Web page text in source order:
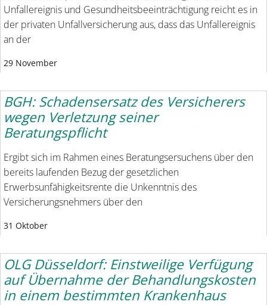
Unfallereignis und Gesundheitsbeeinträchtigung reicht es in
der privaten Unfallversicherung aus, dass das Unfallereignis
an der
29 November
BGH: Schadensersatz des Versicherers
wegen Verletzung seiner
Beratungspflicht
Ergibt sich im Rahmen eines Beratungsersuchens über den
bereits laufenden Bezug der gesetzlichen
Erwerbsunfähigkeitsrente die Unkenntnis des
Versicherungsnehmers über den
31 Oktober
OLG Düsseldorf: Einstweilige Verfügung
auf Übernahme der Behandlungskosten
in einem bestimmten Krankenhaus